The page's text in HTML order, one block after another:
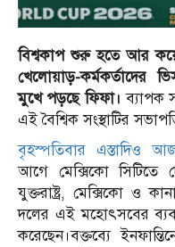
বিশ্বকাপ শুরু হতে আর
খেলোয়াড়-কর্মকর্তাদের
মুখে পড়ছে ফিফা। ব্যাপক
এই বৈশ্বিক সংস্থাটির
বৃহস্পতিবার এস্তাদিও
আগে মেক্সিকো সিটিতে
যুক্তরাষ্ট্র, মেক্সিকো ও
দলের এই মহোৎসবের
করেছেন।বক্তব্যে